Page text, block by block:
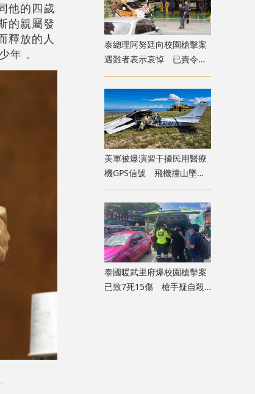
他的四歲
的親屬發
釋放的人
年 。
​泰總理阿努廷向校園槍擊案
遇難者表示哀悼 已責令展
開調查
美軍被爆演習干擾民用醫療
機GPS信號 飛機撞山墜毀
致4死
泰國暖武里府爆校園槍擊案
已致7死15傷 槍手疑自殺